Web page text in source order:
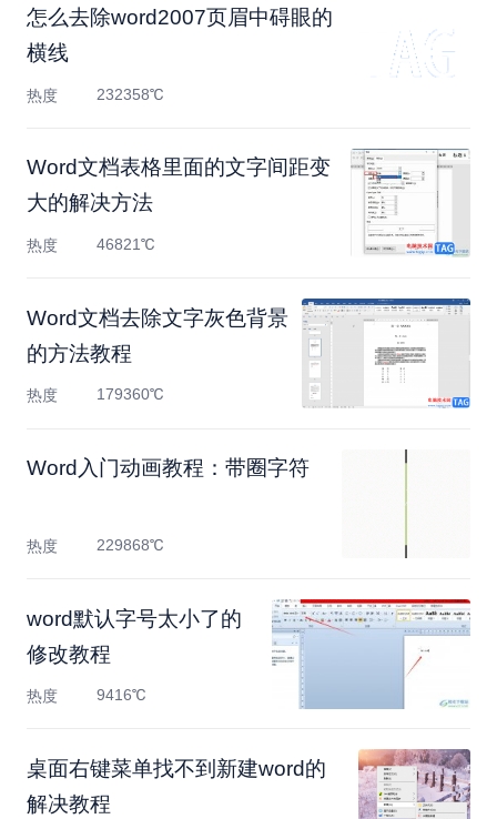
怎么去除word2007页眉中碍眼的
横线
热度 232358℃
Word文档表格里面的文字间距变
大的解决方法
热度 46821℃
Word文档去除文字灰色背景
的方法教程
热度 179360℃
Word入门动画教程：带圈字符
热度 229868℃
word默认字号太小了的
修改教程
热度 9416℃
​桌面右键菜单找不到新建word的
解决教程